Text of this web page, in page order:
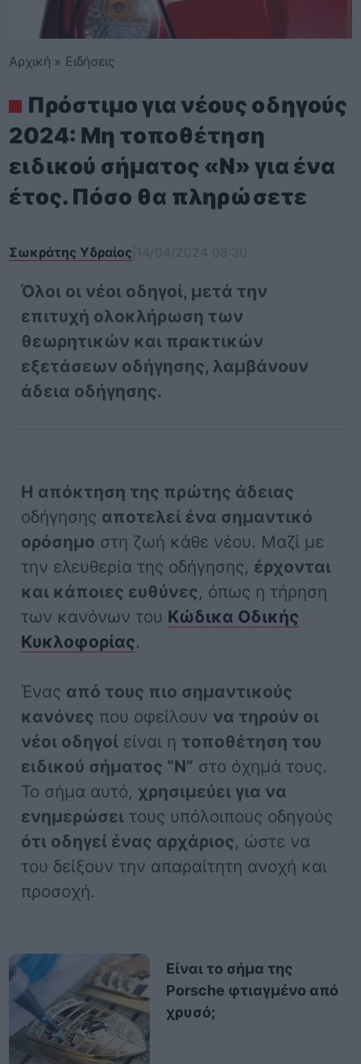
Αρχική » Ειδήσεις
Πρόστιμο για νέους οδηγούς
2024: Μη τοποθέτηση
ειδικού σήματος «Ν» για ένα
έτος. Πόσο θα πληρώσετε
Σωκράτης Υδραίος
Όλοι οι νέοι οδηγοί, μετά την
επιτυχή ολοκλήρωση των
θεωρητικών και πρακτικών
εξετάσεων οδήγησης, λαμβάνουν
άδεια οδήγησης.
Η απόκτηση της πρώτης άδειας
οδήγησης αποτελεί ένα σημαντικό
ορόσημο στη ζωή κάθε νέου. Μαζί με
την ελευθερία της οδήγησης, έρχονται
και κάποιες ευθύνες, όπως η τήρηση
των κανόνων του Κώδικα Οδικής
Κυκλοφορίας.
Ένας από τους πιο σημαντικούς
κανόνες που οφείλουν να τηρούν οι
νέοι οδηγοί είναι η τοποθέτηση του
ειδικού σήματος “Ν” στο όχημά τους.
Το σήμα αυτό,χρησιμεύει για να
ενημερώσει τους υπόλοιπους οδηγούς
ότι οδηγεί ένας αρχάριος, ώστε να
του δείξουν την απαραίτητη ανοχή και
προσοχή.
Είναι το σήμα της
Porsche φτιαγμένο από
χρυσό;